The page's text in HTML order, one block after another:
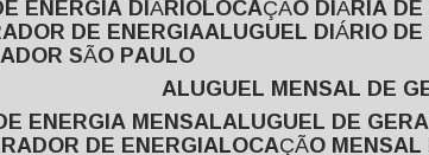
DE ENERGIA ALUGUEL DIÁRIO
SÃO PAULO
ALUGUEL MENSAL DE
ENERGIA MENSAL ALUGUEL DE
DE ENERGIA LOCAÇÃO